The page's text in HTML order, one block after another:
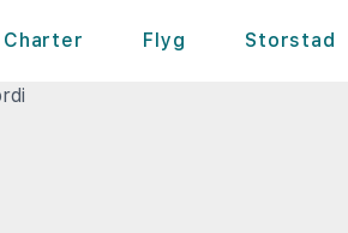
Charter Flyg Storstad